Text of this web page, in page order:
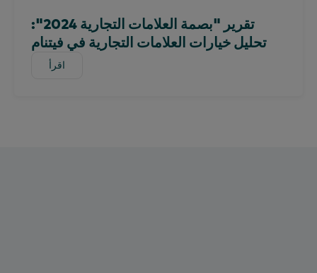
تقرير "بصمة العلامات التجارية 2024":
تحليل خيارات العلامات التجارية في فيتنام
اقرأ